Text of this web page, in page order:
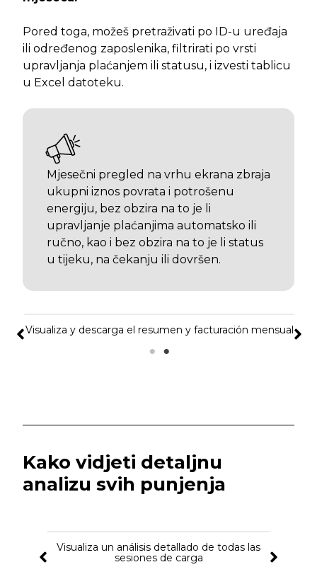
Pored toga, možeš pretraživati po ID-u uređaja
ili određenog zaposlenika, filtrirati po vrsti
upravljanja plaćanjem ili statusu, i izvesti tablicu
u Excel datoteku.
Mjesečni pregled na vrhu ekrana zbraja
ukupni iznos povrata i potrošenu
energiju, bez obzira na to je li
upravljanje plaćanjima automatsko ili
ručno, kao i bez obzira na to je li status
u tijeku, na čekanju ili dovršen.
Visualiza y descarga el resumen y facturación mensual
Kako vidjeti detaljnu
analizu svih punjenja
Visualiza un análisis detallado de todas las
sesiones de carga